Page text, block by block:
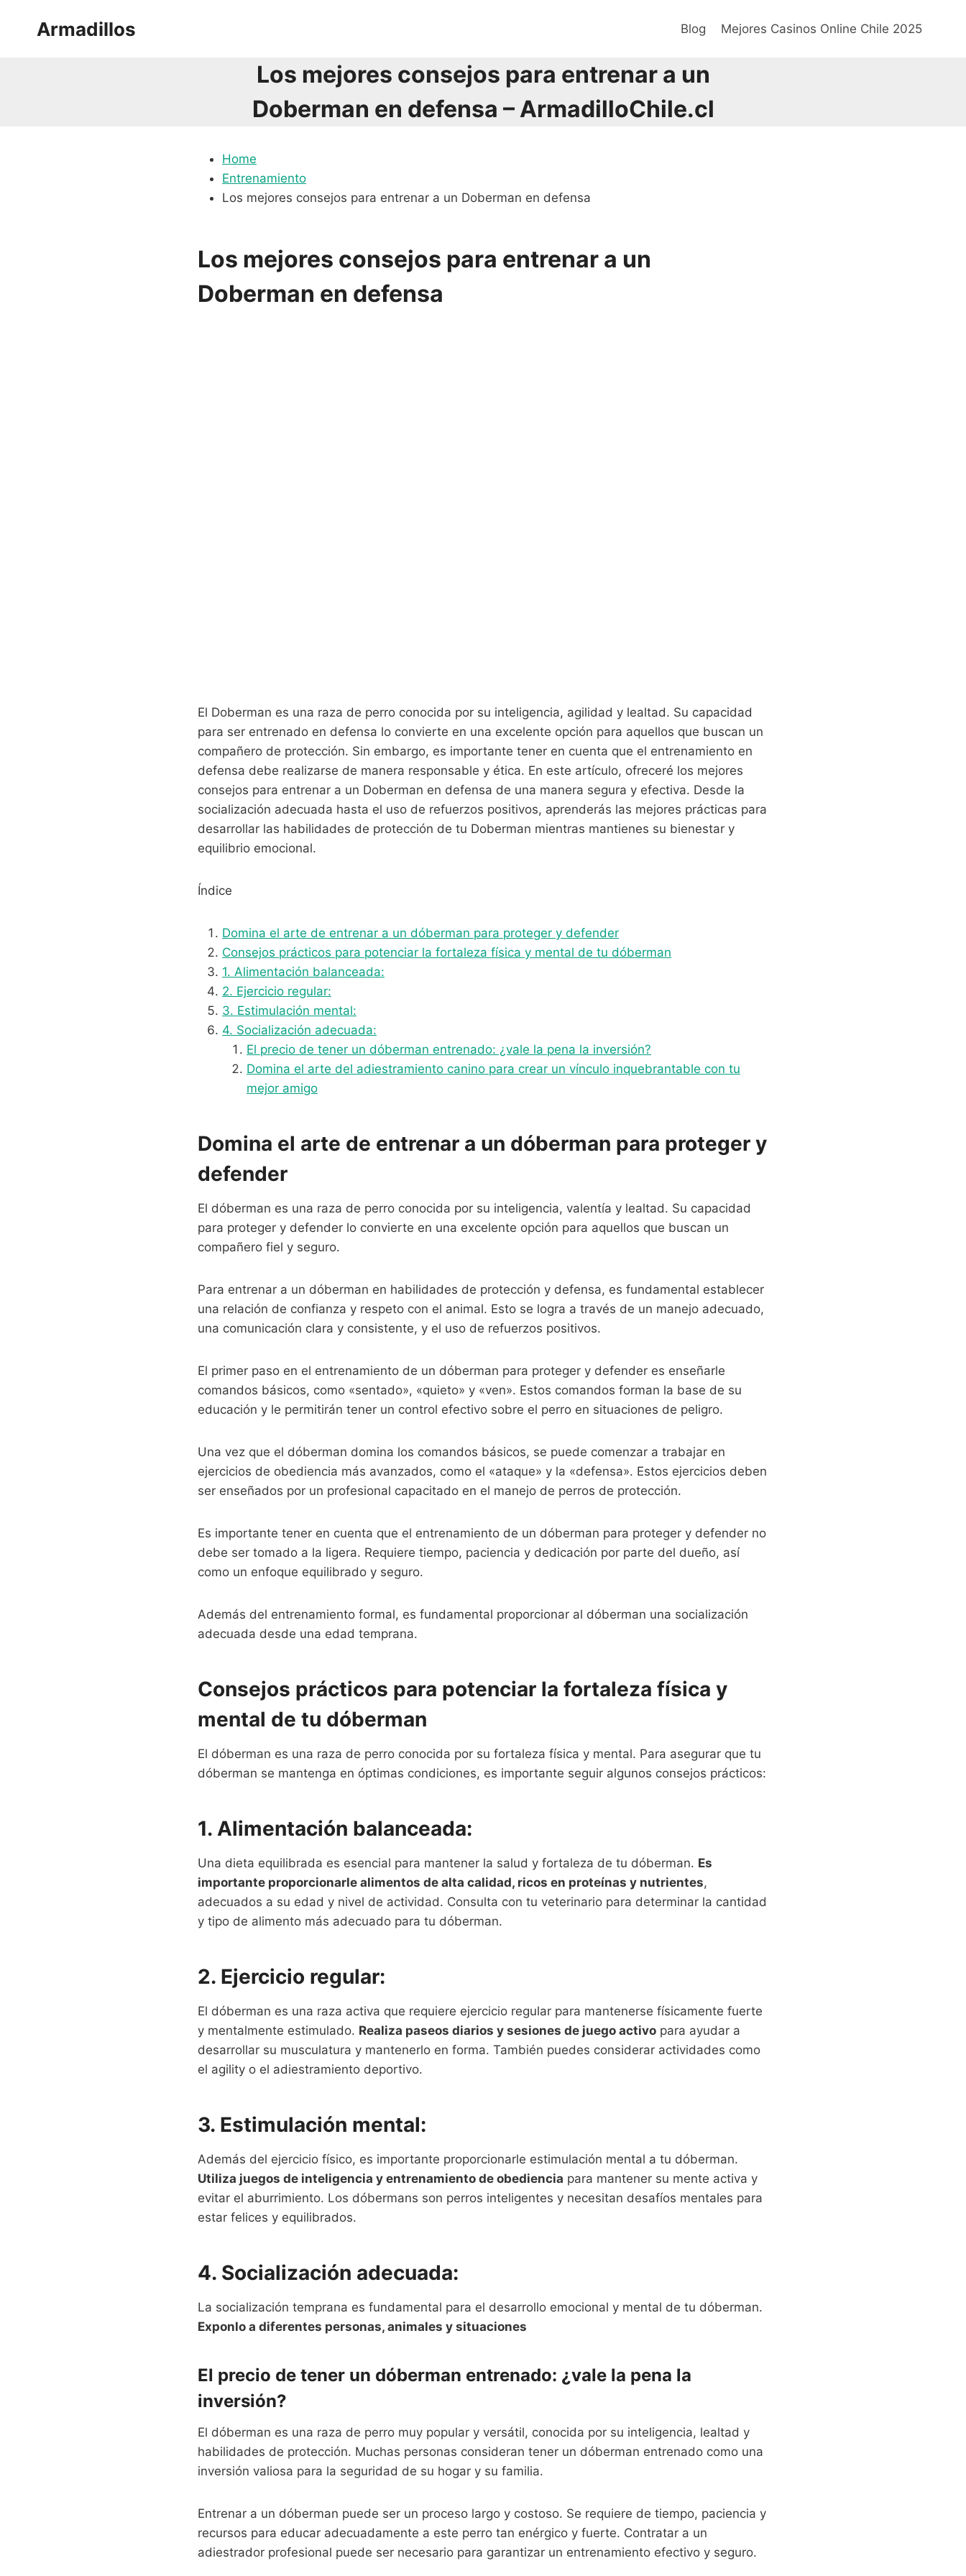
Armadillos Blog Mejores Casinos Online Chile 2025
Los mejores consejos para entrenar a un
Doberman en defensa – ArmadilloChile.cl
Home
Entrenamiento
Los mejores consejos para entrenar a un Doberman en defensa
Los mejores consejos para entrenar a un
Doberman en defensa
El Doberman es una raza de perro conocida por su inteligencia, agilidad y lealtad. Su capacidad
para ser entrenado en defensa lo convierte en una excelente opción para aquellos que buscan un
compañero de protección. Sin embargo, es importante tener en cuenta que el entrenamiento en
defensa debe realizarse de manera responsable y ética. En este artículo, ofreceré los mejores
consejos para entrenar a un Doberman en defensa de una manera segura y efectiva. Desde la
socialización adecuada hasta el uso de refuerzos positivos, aprenderás las mejores prácticas para
desarrollar las habilidades de protección de tu Doberman mientras mantienes su bienestar y
equilibrio emocional.
Índice
Domina el arte de entrenar a un dóberman para proteger y defender
Consejos prácticos para potenciar la fortaleza física y mental de tu dóberman
1. Alimentación balanceada:
2. Ejercicio regular:
3. Estimulación mental:
4. Socialización adecuada:
El precio de tener un dóberman entrenado: ¿vale la pena la inversión?
Domina el arte del adiestramiento canino para crear un vínculo inquebrantable con tu
mejor amigo
Domina el arte de entrenar a un dóberman para proteger y
defender
El dóberman es una raza de perro conocida por su inteligencia, valentía y lealtad. Su capacidad
para proteger y defender lo convierte en una excelente opción para aquellos que buscan un
compañero fiel y seguro.
Para entrenar a un dóberman en habilidades de protección y defensa, es fundamental establecer
una relación de confianza y respeto con el animal. Esto se logra a través de un manejo adecuado,
una comunicación clara y consistente, y el uso de refuerzos positivos.
El primer paso en el entrenamiento de un dóberman para proteger y defender es enseñarle
comandos básicos, como «sentado», «quieto» y «ven». Estos comandos forman la base de su
educación y le permitirán tener un control efectivo sobre el perro en situaciones de peligro.
Una vez que el dóberman domina los comandos básicos, se puede comenzar a trabajar en
ejercicios de obediencia más avanzados, como el «ataque» y la «defensa». Estos ejercicios deben
ser enseñados por un profesional capacitado en el manejo de perros de protección.
Es importante tener en cuenta que el entrenamiento de un dóberman para proteger y defender no
debe ser tomado a la ligera. Requiere tiempo, paciencia y dedicación por parte del dueño, así
como un enfoque equilibrado y seguro.
Además del entrenamiento formal, es fundamental proporcionar al dóberman una socialización
adecuada desde una edad temprana.
Consejos prácticos para potenciar la fortaleza física y
mental de tu dóberman
El dóberman es una raza de perro conocida por su fortaleza física y mental. Para asegurar que tu
dóberman se mantenga en óptimas condiciones, es importante seguir algunos consejos prácticos:
1. Alimentación balanceada:
Una dieta equilibrada es esencial para mantener la salud y fortaleza de tu dóberman. Es
importante proporcionarle alimentos de alta calidad, ricos en proteínas y nutrientes,
adecuados a su edad y nivel de actividad. Consulta con tu veterinario para determinar la cantidad
y tipo de alimento más adecuado para tu dóberman.
2. Ejercicio regular:
El dóberman es una raza activa que requiere ejercicio regular para mantenerse físicamente fuerte
y mentalmente estimulado. Realiza paseos diarios y sesiones de juego activo para ayudar a
desarrollar su musculatura y mantenerlo en forma. También puedes considerar actividades como
el agility o el adiestramiento deportivo.
3. Estimulación mental:
Además del ejercicio físico, es importante proporcionarle estimulación mental a tu dóberman.
Utiliza juegos de inteligencia y entrenamiento de obediencia para mantener su mente activa y
evitar el aburrimiento. Los dóbermans son perros inteligentes y necesitan desafíos mentales para
estar felices y equilibrados.
4. Socialización adecuada:
La socialización temprana es fundamental para el desarrollo emocional y mental de tu dóberman.
Exponlo a diferentes personas, animales y situaciones
El precio de tener un dóberman entrenado: ¿vale la pena la
inversión?
El dóberman es una raza de perro muy popular y versátil, conocida por su inteligencia, lealtad y
habilidades de protección. Muchas personas consideran tener un dóberman entrenado como una
inversión valiosa para la seguridad de su hogar y su familia.
Entrenar a un dóberman puede ser un proceso largo y costoso. Se requiere de tiempo, paciencia y
recursos para educar adecuadamente a este perro tan enérgico y fuerte. Contratar a un
adiestrador profesional puede ser necesario para garantizar un entrenamiento efectivo y seguro.